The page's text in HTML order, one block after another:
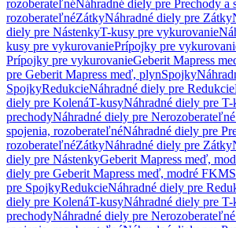
rozoberateľnéNáhradné diely pre Prechody a
rozoberateľnéZátkyNáhradné diely pre Zátky
diely pre NástenkyT-kusy pre vykurovanie
kusy pre vykurovaniePrípojky pre
Prípojky pre vykurovanieGeberit Mapress
pre Geberit Mapress meď, plynSpojky
SpojkyRedukcieNáhradné diely pre Redukcie
diely pre KolenáT-kusyNáhradné diely pre T-
prechodyNáhradné diely pre
spojenia, rozoberateľnéNáhradné diely pre
rozoberateľnéZátkyNáhradné diely pre Zátky
diely pre NástenkyGeberit Mapress meď,
diely pre Geberit Mapress meď, modré FKM
pre SpojkyRedukcieNáhradné diely pre
diely pre KolenáT-kusyNáhradné diely pre T-
prechodyNáhradné diely pre